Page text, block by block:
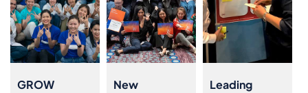
GROW
New
Leading